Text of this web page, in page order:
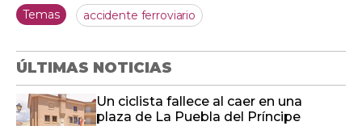
Temas accidente ferroviario
ÚLTIMAS NOTICIAS
Un ciclista fallece al caer en una
plaza de La Puebla del Príncipe